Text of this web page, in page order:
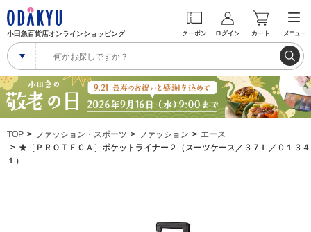
小田急百貨店オンラインショッピング クーポン ログイン カート メニュー
TOP ファッション・スポーツ ファッション
エース
★［ＰＲＯＴＥＣＡ］ポケットライナー２（スーツケース／３７Ｌ／０１３４
１）